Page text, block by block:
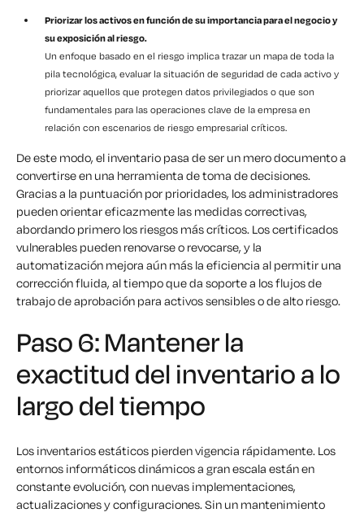
Priorizar los activos en función de su importancia para el negocio y
su exposición al riesgo.
Un enfoque basado en el riesgo implica trazar un mapa de toda la
pila tecnológica, evaluar la situación de seguridad de cada activo y
priorizar aquellos que protegen datos privilegiados o que son
fundamentales para las operaciones clave de la empresa en
relación con escenarios de riesgo empresarial críticos.
De este modo, el inventario pasa de ser un mero documento a
convertirse en una herramienta de toma de decisiones.
Gracias a la puntuación por prioridades, los administradores
pueden orientar eficazmente las medidas correctivas,
abordando primero los riesgos más críticos. Los certificados
vulnerables pueden renovarse o revocarse, y la
automatización mejora aún más la eficiencia al permitir una
corrección fluida, al tiempo que da soporte a los flujos de
trabajo de aprobación para activos sensibles o de alto riesgo.
Paso 6: Mantener la
exactitud del inventario a lo
largo del tiempo
Los inventarios estáticos pierden vigencia rápidamente. Los
entornos informáticos dinámicos a gran escala están en
constante evolución, con nuevas implementaciones,
actualizaciones y configuraciones. Sin un mantenimiento